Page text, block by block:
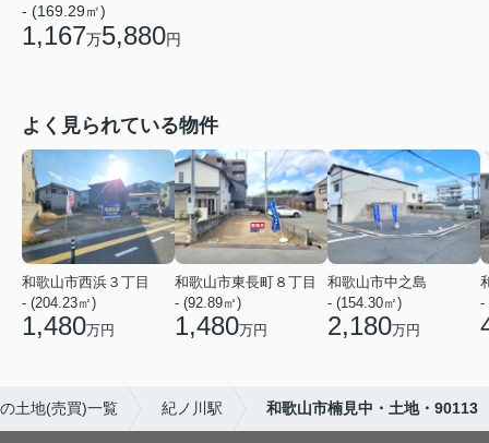
- (169.29㎡)
1,167万5,880円
よく見られている物件
和歌山市西浜３丁目
- (204.23㎡)
1,480万円
和歌山市東長町８丁目
- (92.89㎡)
1,480万円
和歌山市中之島
- (154.30㎡)
2,180万円
-
土地(売買)一覧 紀ノ川駅 和歌山市楠見中・土地・90113